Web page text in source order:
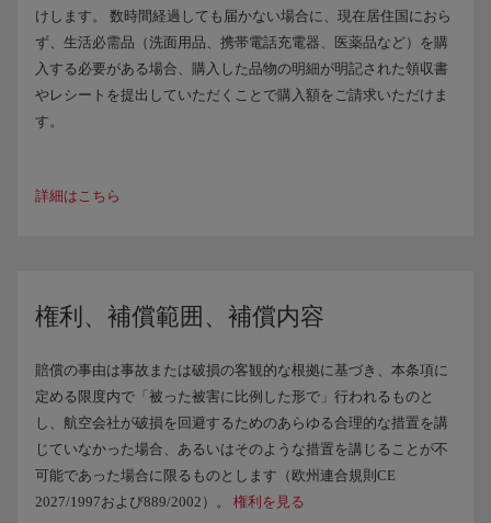
けします。 数時間経過しても届かない場合に、現在居住国におら
ず、生活必需品（洗面用品、携帯電話充電器、医薬品など）を購
入する必要がある場合、購入した品物の明細が明記された領収書
やレシートを提出していただくことで購入額をご請求いただけま
す。
詳細はこちら
権利、補償範囲、補償内容
賠償の事由は事故または破損の客観的な根拠に基づき、本条項に
定める限度内で「被った被害に比例した形で」行われるものと
し、航空会社が破損を回避するためのあらゆる合理的な措置を講
じていなかった場合、あるいはそのような措置を講じることが不
可能であった場合に限るものとします（欧州連合規則CE
2027/1997および889/2002）。 権利を見る